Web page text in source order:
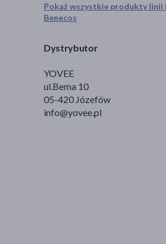
Pokaż wszystkie produkty linii
Benecos
Dystrybutor
YOVEE
ul.Bema 10
05-420 Józefów
info@yovee.pl